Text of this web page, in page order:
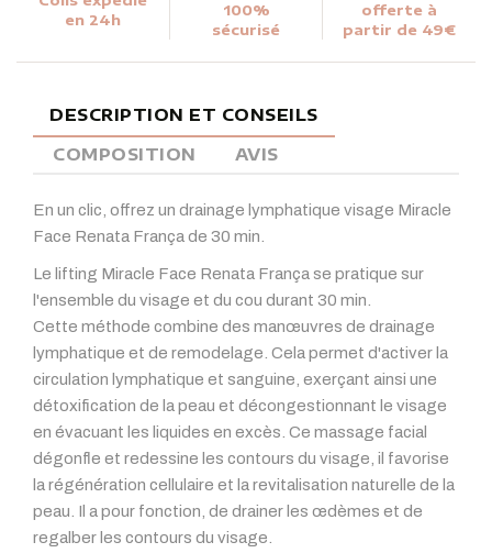
en 24h
100%
sécurisé
offerte à
partir de 49€
DESCRIPTION ET CONSEILS
COMPOSITION
AVIS
En un clic, offrez un drainage lymphatique visage Miracle
Face Renata França de 30 min.
Le lifting Miracle Face Renata França se pratique sur
l'ensemble du visage et du cou durant 30 min.
Cette méthode combine des manœuvres de drainage
lymphatique et de remodelage. Cela permet d'activer la
circulation lymphatique et sanguine, exerçant ainsi une
détoxification de la peau et décongestionnant le visage
en évacuant les liquides en excès. Ce massage facial
dégonfle et redessine les contours du visage, il favorise
la régénération cellulaire et la revitalisation naturelle de la
peau. Il a pour fonction, de drainer les œdèmes et de
regalber les contours du visage.